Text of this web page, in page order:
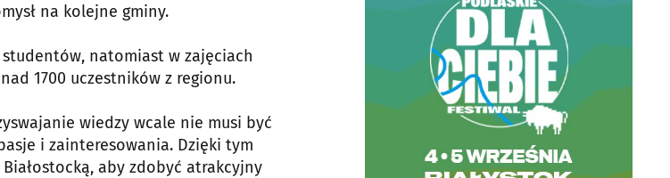
na kolejne gminy.
natomiast w zajęciach
1700 uczestników z regionu.
wiedzy wcale nie musi być
i zainteresowania. Dzięki tym
aby zdobyć atrakcyjny